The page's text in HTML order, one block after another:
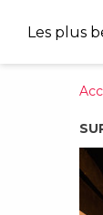
Les plus